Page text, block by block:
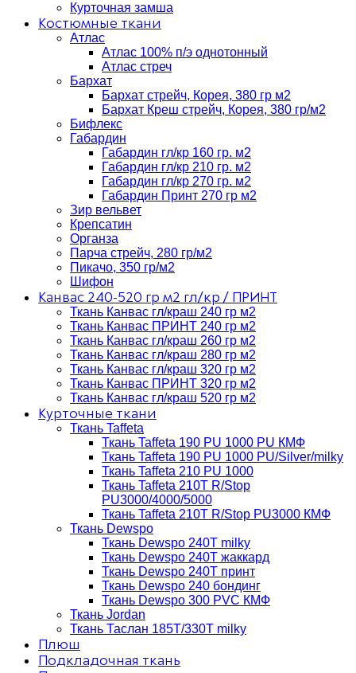
Курточная замша
Костюмные ткани
Атлас
Атлас 100% п/э однотонный
Атлас стреч
Бархат
Бархат стрейч, Корея, 380 гр м2
Бархат Креш стрейч, Корея, 380 гр/м2
Бифлекс
Габардин
Габардин гл/кр 160 гр. м2
Габардин гл/кр 210 гр. м2
Габардин гл/кр 270 гр. м2
Габардин Принт 270 гр м2
Зир вельвет
Крепсатин
Органза
Парча стрейч, 280 гр/м2
Пикачо, 350 гр/м2
Шифон
Канвас 240-520 гр м2 гл/кр / ПРИНТ
Ткань Канвас гл/краш 240 гр м2
Ткань Канвас ПРИНТ 240 гр м2
Ткань Канвас гл/краш 260 гр м2
Ткань Канвас гл/краш 280 гр м2
Ткань Канвас гл/краш 320 гр м2
Ткань Канвас ПРИНТ 320 гр м2
Ткань Канвас гл/краш 520 гр м2
Курточные ткани
Ткань Taffeta
Ткань Taffeta 190 PU 1000 PU КМФ
Ткань Taffeta 190 PU 1000 PU/Silver/milky
Ткань Taffeta 210 PU 1000
Ткань Taffeta 210Т R/Stop
PU3000/4000/5000
Ткань Taffeta 210Т R/Stop PU3000 КМФ
Ткань Dewspo
Ткань Dewspo 240Т milky
Ткань Dewspo 240T жаккард
Ткань Dewspo 240Т принт
Ткань Dewspo 240 бондинг
Ткань Dewspo 300 PVC КМФ
Ткань Jordan
Ткань Таслан 185T/330T milky
Плюш
Подкладочная ткань